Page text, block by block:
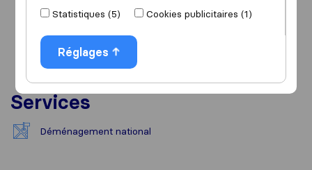
Services
Déménagement national
Statistiques (5)
Cookies publicitaires (1)
Réglages